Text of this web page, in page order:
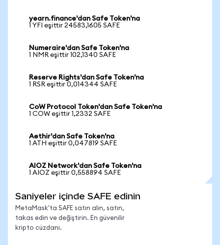
yearn.finance'dan Safe Token'na
1 YFI eşittir 24583,1605 SAFE
Numeraire'dan Safe Token'na
1 NMR eşittir 102,1340 SAFE
Reserve Rights'dan Safe Token'na
1 RSR eşittir 0,014344 SAFE
CoW Protocol Token'dan Safe Token'na
1 COW eşittir 1,2332 SAFE
Aethir'dan Safe Token'na
1 ATH eşittir 0,047819 SAFE
AIOZ Network'dan Safe Token'na
1 AIOZ eşittir 0,558894 SAFE
Saniyeler içinde SAFE edinin
MetaMask'ta SAFE satın alın, satın,
takas edin ve değiştirin. En güvenilir
kripto cüzdanı.